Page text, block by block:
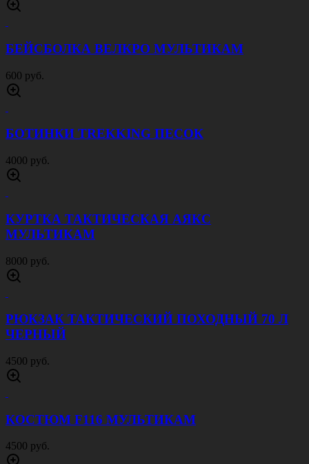
БЕЙСБОЛКА ВЕЛКРО МУЛЬТИКАМ
600 руб.
БОТИНКИ TREKKING ПЕСОК
4000 руб.
КУРТКА ТАКТИЧЕСКАЯ АЯКС
МУЛЬТИКАМ
8000 руб.
РЮКЗАК ТАКТИЧЕСКИЙ ПОХОДНЫЙ 70 Л
ЧЕРНЫЙ
4500 руб.
КОСТЮМ F116 МУЛЬТИКАМ
4500 руб.